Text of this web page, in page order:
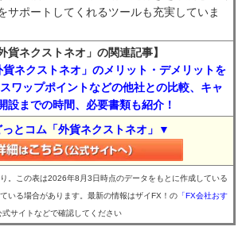
サポートしてくれるツールも充実していま
貨ネクストネオ」の関連記事】
ネクストネオ」のメリット・デメリットを
ワップポイントなどの他社との比較、キャ
設までの時間、必要書類も紹介！
とコム「外貨ネクストネオ」▼
。この表は2026年8月3日時点のデータをもとに作成している
いる場合があります。最新の情報はザイFX！の 「FX会社おす
サイトなどで確認してください